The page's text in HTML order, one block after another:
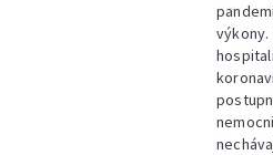
výkony.